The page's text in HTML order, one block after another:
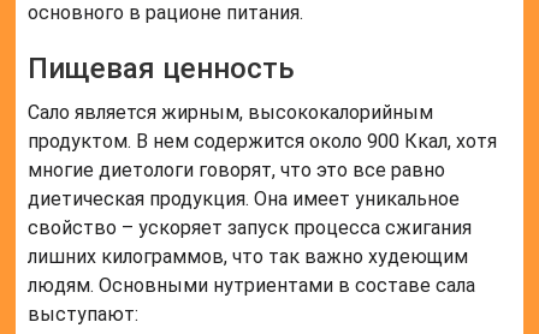
основного в рационе питания.
Пищевая ценность
Сало является жирным, высококалорийным
продуктом. В нем содержится около 900 Ккал, хотя
многие диетологи говорят, что это все равно
диетическая продукция. Она имеет уникальное
свойство – ускоряет запуск процесса сжигания
лишних килограммов, что так важно худеющим
людям. Основными нутриентами в составе сала
выступают: